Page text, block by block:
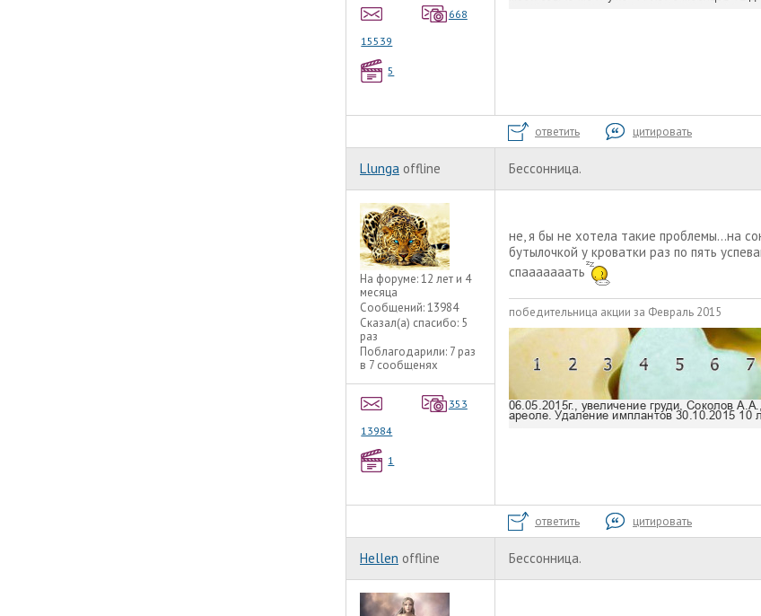
15539
668
5
ответить цитировать
Llunga offline Бессонница.
На форуме:12 лет и 4
месяца
Сообщений:13984
Сказал(а) спасибо: 5
раз
Поблагодарили: 7 раз
в 7 сообщенях
13984
353
1
не, я бы не хотела такие проблемы...на
бутылочкой у кроватки раз по пять
спааааааать
победительница акции за Февраль 2015
ответить цитировать
Hellen offline Бессонница.